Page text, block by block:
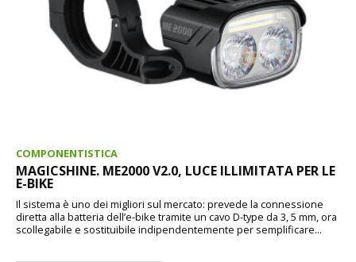
COMPONENTISTICA
MAGICSHINE. ME2000 V2.0, LUCE ILLIMITATA PER LE
E-BIKE
Il sistema è uno dei migliori sul mercato: prevede la connessione
diretta alla batteria dell’e-bike tramite un cavo D-type da 3, 5 mm, ora
scollegabile e sostituibile indipendentemente per semplificare...